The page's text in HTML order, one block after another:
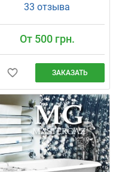
33 отзыва
От 500 грн.
ЗАКАЗАТЬ